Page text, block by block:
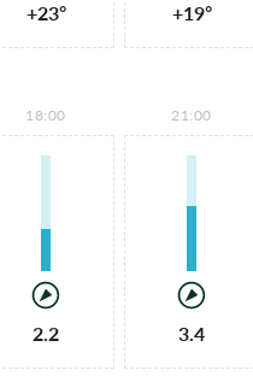
+23° +19°
18:00
2.2
21:00
3.4